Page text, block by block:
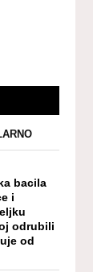
bacila
i
odrubili
od